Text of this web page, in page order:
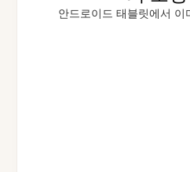
안드로이드 태블릿에서 이